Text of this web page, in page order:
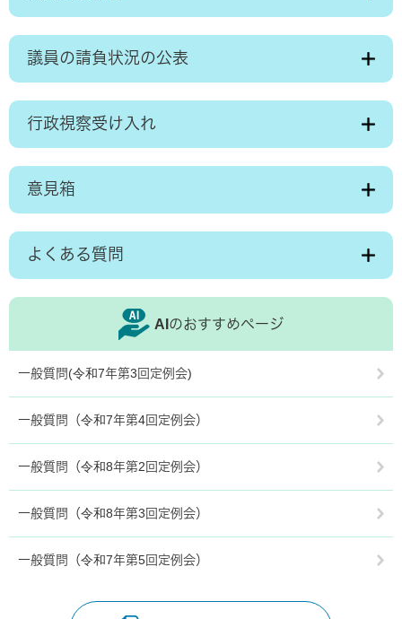
議員の請負状況の公表
行政視察受け入れ
意見箱
よくある質問
AIのおすすめページ
一般質問(令和7年第3回定例会)
一般質問（令和7年第4回定例会）
一般質問（令和8年第2回定例会）
一般質問（令和8年第3回定例会）
一般質問（令和7年第5回定例会）